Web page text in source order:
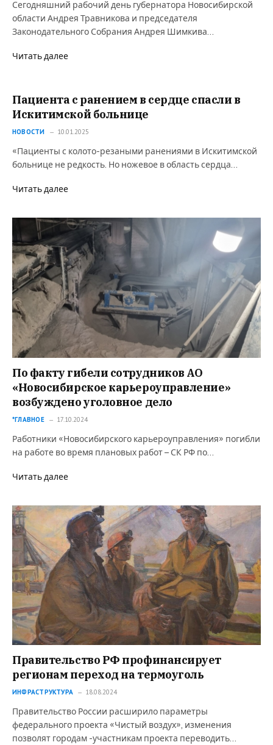
Сегодняшний рабочий день губернатора Новосибирской
области Андрея Травникова и председателя
Законодательного Собрания Андрея Шимкива…
Читать далее
Пациента с ранением в сердце спасли в
Искитимской больнице
НОВОСТИ 10.01.2025
«Пациенты с колото-резаными ранениями в Искитимской
больнице не редкость. Но ножевое в область сердца…
Читать далее
По факту гибели сотрудников АО
«Новосибирское карьероуправление»
возбуждено уголовное дело
*ГЛАВНОЕ 17.10.2024
Работники «Новосибирского карьероуправления» погибли
на работе во время плановых работ – СК РФ по…
Читать далее
Правительство РФ профинансирует
регионам переход на термоуголь
ИНФРАСТРУКТУРА 18.08.2024
Правительство России расширило параметры
федерального проекта «Чистый воздух», изменения
позволят городам -участникам проекта переводить…